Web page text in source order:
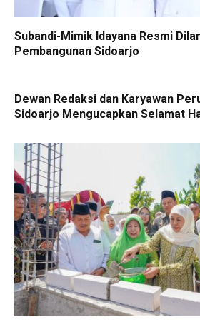
Subandi-Mimik Idayana Resmi
Pembangunan Sidoarjo
Dewan Redaksi dan Karyawan
Sidoarjo Mengucapkan Selamat